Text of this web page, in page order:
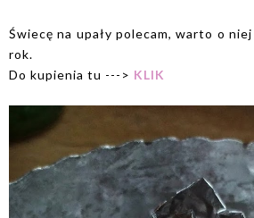
Świecę na upały polecam, warto o
rok.
Do kupienia tu ---> KLIK